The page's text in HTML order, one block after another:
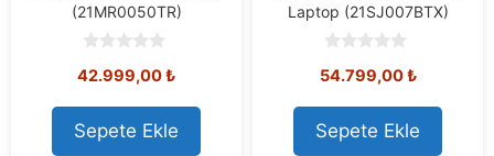
(21MR0050TR)
o
t
o
f
42.999,00₺
Sepete Ekle
Laptop (21SJ007BTX)
o
t
o
f
54.799,00₺
Sepete Ekle